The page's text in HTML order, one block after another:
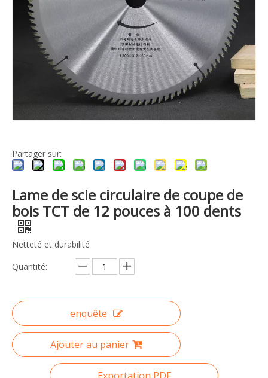
Partager sur:
Lame de scie circulaire de coupe de
bois TCT de 12 pouces à 100 dents
Netteté et durabilité
Quantité:
enquête
Ajouter au panier